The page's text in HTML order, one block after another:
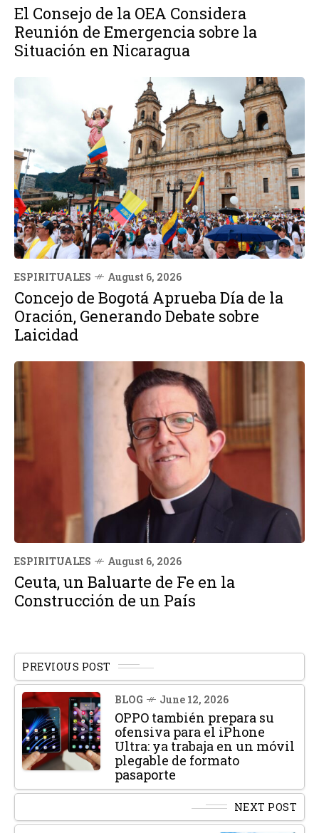
El Consejo de la OEA Considera
Reunión de Emergencia sobre la
Situación en Nicaragua
ESPIRITUALES August 6, 2026
Concejo de Bogotá Aprueba Día de la
Oración, Generando Debate sobre
Laicidad
ESPIRITUALES August 6, 2026
Ceuta, un Baluarte de Fe en la
Construcción de un País
PREVIOUS POST
BLOG June 12, 2026
OPPO también prepara su
ofensiva para el iPhone
Ultra: ya trabaja en un móvil
plegable de formato
pasaporte
NEXT POST